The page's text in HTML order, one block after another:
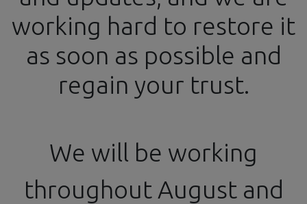
info@ssgproducts.com
+34 644 54 77 87
From 4 PM to 8 PM
Detailing Parts
Screws, Nuts and Connectors Llantas
working hard to restore it
as soon as possible and
regain your trust.
We will be working
throughout August and